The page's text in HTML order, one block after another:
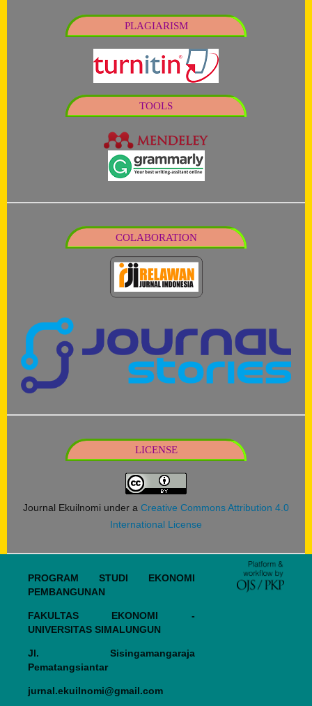
PLAGIARISM
TOOLS
COLABORATION
LICENSE
Journal Ekuilnomi under a Creative Commons Attribution 4.0
International License
PROGRAM STUDI EKONOMI
PEMBANGUNAN
FAKULTAS EKONOMI -
UNIVERSITAS SIMALUNGUN
Jl. Sisingamangaraja
Pematangsiantar
jurnal.ekuilnomi@gmail.com